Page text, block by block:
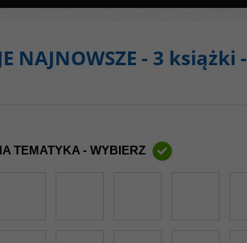
NAJNOWSZE - 3 książki
TEMATYKA - WYBIERZ